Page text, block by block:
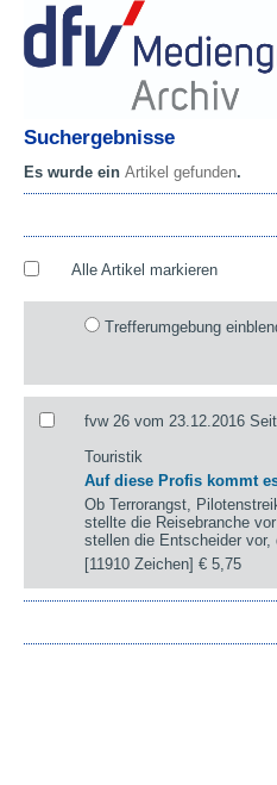
Suchergebnisse
Es wurde ein Artikel gefunden.
Alle Artikel markieren
Trefferumgebung
fvw 26 vom 23.12.2016
Touristik
Auf diese Profis kommt
Ob Terrorangst,
stellte die Reisebranche
stellen die Entscheider vor,
[11910 Zeichen]€ 5,75